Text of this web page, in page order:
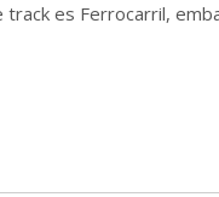
track es Ferrocarril,